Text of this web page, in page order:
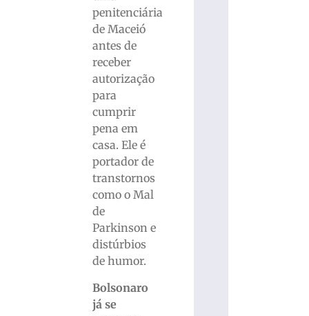
penitenciária
de Maceió
antes de
receber
autorização
para
cumprir
pena em
casa. Ele é
portador de
transtornos
como o Mal
de
Parkinson e
distúrbios
de humor.
Bolsonaro
já se